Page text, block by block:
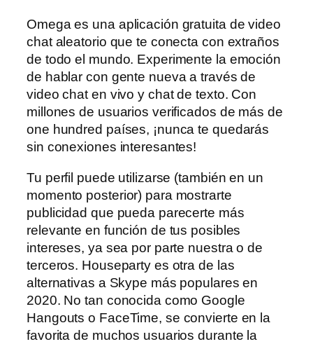
Omega es una aplicación gratuita de video
chat aleatorio que te conecta con extraños
de todo el mundo. Experimente la emoción
de hablar con gente nueva a través de
video chat en vivo y chat de texto. Con
millones de usuarios verificados de más de
one hundred países, ¡nunca te quedarás
sin conexiones interesantes!
Tu perfil puede utilizarse (también en un
momento posterior) para mostrarte
publicidad que pueda parecerte más
relevante en función de tus posibles
intereses, ya sea por parte nuestra o de
terceros. Houseparty es otra de las
alternativas a Skype más populares en
2020. No tan conocida como Google
Hangouts o FaceTime, se convierte en la
favorita de muchos usuarios durante la